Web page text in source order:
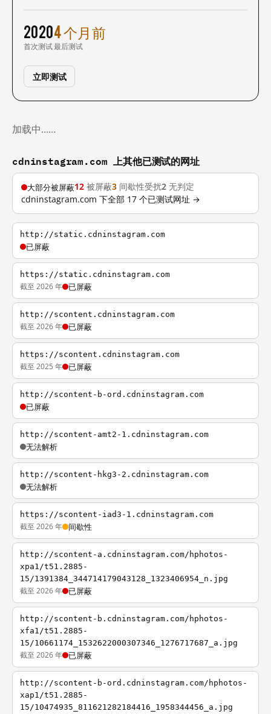
2020
首次测试
4 个月前
最后测试
立即测试
加载中……
cdninstagram.com 上其他已测试的网址
大部分被屏蔽12 被屏蔽3 间歇性受扰2 无判定
cdninstagram.com 下全部 17 个已测试网址 →
http://static.cdninstagram.com
已屏蔽
https://static.cdninstagram.com
截至 2026 年 已屏蔽
http://scontent.cdninstagram.com
截至 2026 年 已屏蔽
https://scontent.cdninstagram.com
截至 2025 年 已屏蔽
http://scontent-b-ord.cdninstagram.com
已屏蔽
http://scontent-amt2-1.cdninstagram.com
无法解析
http://scontent-hkg3-2.cdninstagram.com
无法解析
https://scontent-iad3-1.cdninstagram.com
截至 2026 年 间歇性
http://scontent-a.cdninstagram.com/hphotos-
xpa1/t51.2885-
15/1391384_344714179043128_1323406954_n.jpg
截至 2026 年 已屏蔽
http://scontent-b.cdninstagram.com/hphotos-
xfa1/t51.2885-
15/10661174_1532622000307346_1276717687_a.jpg
截至 2026 年 已屏蔽
http://scontent-b-ord.cdninstagram.com/hphotos-
xap1/t51.2885-
15/10474935_811621282184416_1958344456_a.jpg